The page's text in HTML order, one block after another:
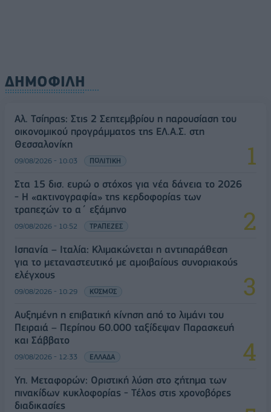
ΔΗΜΟΦΙΛΗ
Αλ. Τσίπρας: Στις 2 Σεπτεμβρίου η παρουσίαση του
οικονομικού προγράμματος της ΕΛ.Α.Σ. στη
Θεσσαλονίκη
09/08/2026 - 10:03 ΠΟΛΙΤΙΚΗ
Στα 15 δισ. ευρώ ο στόχος για νέα δάνεια το 2026
- Η «ακτινογραφία» της κερδοφορίας των
τραπεζών το α΄ εξάμηνο
09/08/2026 - 10:52 ΤΡΑΠΕΖΕΣ
Ισπανία – Ιταλία: Κλιμακώνεται η αντιπαράθεση
για το μεταναστευτικό με αμοιβαίους συνοριακούς
ελέγχους
09/08/2026 - 10:29 ΚΟΣΜΟΣ
Αυξημένη η επιβατική κίνηση από το λιμάνι του
Πειραιά – Περίπου 60.000 ταξίδεψαν Παρασκευή
και Σάββατο
09/08/2026 - 12:33 ΕΛΛΑΔΑ
Υπ. Μεταφορών: Οριστική λύση στο ζήτημα των
πινακίδων κυκλοφορίας - Τέλος στις χρονοβόρες
διαδικασίες